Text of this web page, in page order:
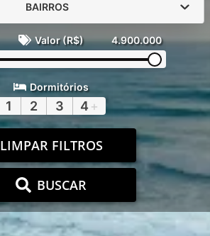
BAIRROS
Valor (R$) 4.900.000
Dormitórios
1 2 3 4 +
LIMPAR FILTROS
BUSCAR